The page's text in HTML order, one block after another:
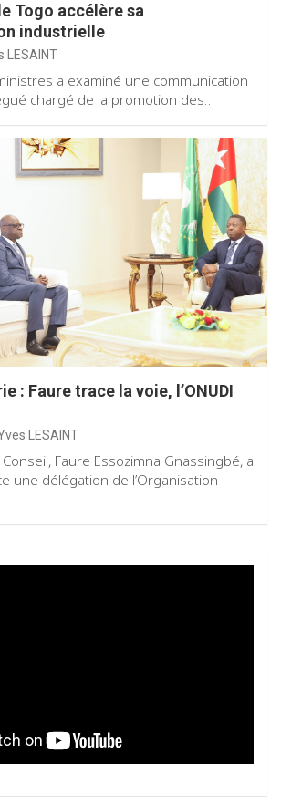
le Togo accélère sa
industrielle
LESAINT
a examiné une communication
chargé de la promotion des…
: Faure trace la voie, l’ONUDI
LESAINT
Faure Essozimna Gnassingbé, a
une délégation de l’Organisation